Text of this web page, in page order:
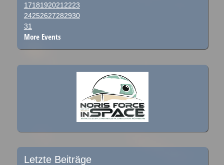
1718192021 2223
24252627282930
31
More Events
Letzte Beiträge